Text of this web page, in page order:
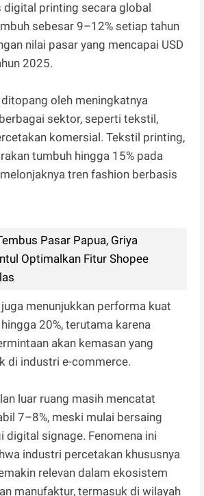
digital printing secara global
sebesar 9–12% setiap tahun
nilai pasar yang mencapai USD
2025.
oleh meningkatnya
sektor, seperti tekstil,
komersial. Tekstil printing,
tumbuh hingga 15% pada
tren fashion berbasis
Pasar Papua, Griya
Optimalkan Fitur Shopee
menunjukkan performa kuat
20%, terutama karena
akan kemasan yang
di industri e-commerce.
luar ruang masih mencatat
7–8%, meski mulai bersaing
digital signage. Fenomena ini
industri percetakan khususnya
relevan dalam ekosistem
manufaktur, termasuk di wilayah